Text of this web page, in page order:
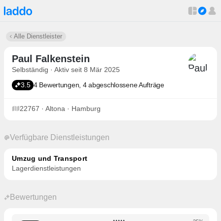
Alle Dienstleister
Paul Falkenstein
Selbständig · Aktiv seit 8 Mär 2025
3.5 4 Bewertungen, 4 abgeschlossene Aufträge
22767 · Altona · Hamburg
Verfügbare Dienstleistungen
Umzug und Transport
Lagerdienstleistungen
Bewertungen